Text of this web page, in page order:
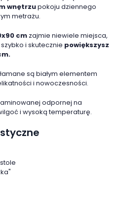
wnętrzupokoju dziennego
metrażu.
cm zajmie niewiele miejsca,
i skutecznie powiększysz
są białym elementem
i nowoczesności.
odpornej na
i wysoką temperaturę.